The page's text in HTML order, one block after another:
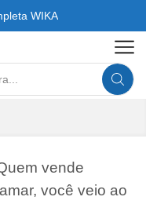
WIKA
vende
você veio ao